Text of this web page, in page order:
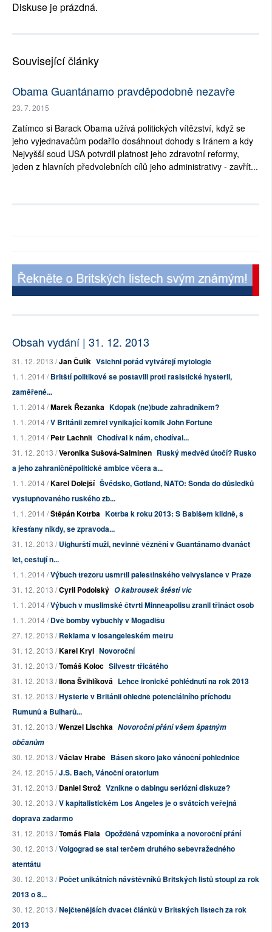
Diskuse je prázdná.
Související články
Obama Guantánamo pravděpodobně nezavře
23. 7. 2015
Zatímco si Barack Obama užívá politických vítězství, když se
jeho vyjednavačům podařilo dosáhnout dohody s Iránem a kdy
Nejvyšší soud USA potvrdil platnost jeho zdravotní reformy,
jeden z hlavních předvolebních cílů jeho administrativy - zavřít...
Obsah vydání | 31. 12. 2013
31. 12. 2013 /Jan Čulík Všichni pořád vytvářejí mytologie
1. 1. 2014 /Britští politikové se postavili proti rasistické hysterii,
zaměřené...
1. 1. 2014 /Marek Řezanka Kdopak (ne)bude zahradníkem?
1. 1. 2014 /V Británii zemřel vynikající komik John Fortune
1. 1. 2014 /Petr Lachnit Chodíval k nám, chodíval...
31. 12. 2013 /Veronika Sušová-Salminen Ruský medvěd útočí? Rusko
a jeho zahraničněpolitické ambice včera a...
1. 1. 2014 /Karel Dolejší Švédsko, Gotland, NATO: Sonda do důsledků
vystupňovaného ruského zb...
1. 1. 2014 /Štěpán Kotrba Kotrba k roku 2013: S Babišem klidně, s
křesťany nikdy, se zpravoda...
31. 12. 2013 /Uighurští muži, nevinně věznění v Guantánamo dvanáct
let, cestují n...
1. 1. 2014 /Výbuch trezoru usmrtil palestinského velvyslance v Praze
31. 12. 2013 /Cyril Podolský O kabrousek štěstí víc
1. 1. 2014 /Výbuch v muslimské čtvrti Minneapolisu zranil třináct osob
1. 1. 2014 /Dvě bomby vybuchly v Mogadišu
27. 12. 2013 /Reklama v losangeleském metru
31. 12. 2013 /Karel Kryl Novoroční
31. 12. 2013 /Tomáš Koloc Silvestr třicátého
31. 12. 2013 /Ilona Švihlíková Lehce ironické pohlédnutí na rok 2013
31. 12. 2013 /Hysterie v Británii ohledně potenciálního příchodu
Rumunů a Bulharů...
31. 12. 2013 /Wenzel Lischka Novoroční přání všem špatným
občanům
30. 12. 2013 /Václav Hrabě Báseň skoro jako vánoční pohlednice
24. 12. 2015 /J.S. Bach, Vánoční oratorium
31. 12. 2013 /Daniel Strož Vznikne o dabingu seriózní diskuze?
30. 12. 2013 /V kapitalistickém Los Angeles je o svátcích veřejná
doprava zadarmo
31. 12. 2013 /Tomáš Fiala Opožděná vzpomínka a novoroční přání
30. 12. 2013 /Volgograd se stal terčem druhého sebevražedného
atentátu
30. 12. 2013 /Počet unikátních návštěvníků Britských listů stoupl za rok
2013 o 8...
30. 12. 2013 /Nejčtenějších dvacet článků v Britských listech za rok
2013